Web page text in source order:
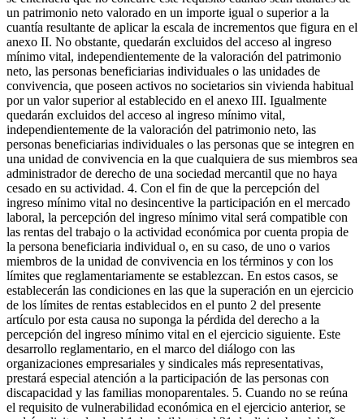
un patrimonio neto valorado en un importe igual o superior a la
cuantía resultante de aplicar la escala de incrementos que figura en el
anexo II. No obstante, quedarán excluidos del acceso al ingreso
mínimo vital, independientemente de la valoración del patrimonio
neto, las personas beneficiarias individuales o las unidades de
convivencia, que poseen activos no societarios sin vivienda habitual
por un valor superior al establecido en el anexo III. Igualmente
quedarán excluidos del acceso al ingreso mínimo vital,
independientemente de la valoración del patrimonio neto, las
personas beneficiarias individuales o las personas que se integren en
una unidad de convivencia en la que cualquiera de sus miembros sea
administrador de derecho de una sociedad mercantil que no haya
cesado en su actividad. 4. Con el fin de que la percepción del
ingreso mínimo vital no desincentive la participación en el mercado
laboral, la percepción del ingreso mínimo vital será compatible con
las rentas del trabajo o la actividad económica por cuenta propia de
la persona beneficiaria individual o, en su caso, de uno o varios
miembros de la unidad de convivencia en los términos y con los
límites que reglamentariamente se establezcan. En estos casos, se
establecerán las condiciones en las que la superación en un ejercicio
de los límites de rentas establecidos en el punto 2 del presente
artículo por esta causa no suponga la pérdida del derecho a la
percepción del ingreso mínimo vital en el ejercicio siguiente. Este
desarrollo reglamentario, en el marco del diálogo con las
organizaciones empresariales y sindicales más representativas,
prestará especial atención a la participación de las personas con
discapacidad y las familias monoparentales. 5. Cuando no se reúna
el requisito de vulnerabilidad económica en el ejercicio anterior, se